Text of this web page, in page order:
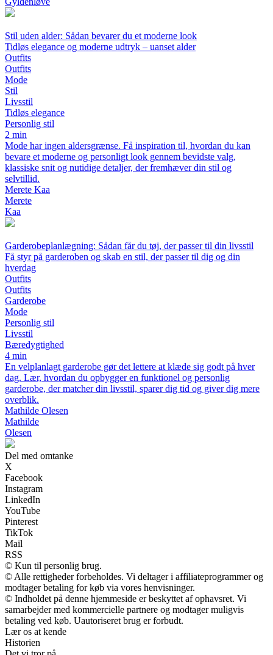
Stil uden alder: Sådan bevarer du et moderne look
Tidløs elegance og moderne udtryk – uanset alder
Outfits
Outfits
Mode
Stil
Livsstil
Tidløs elegance
Personlig stil
2 min
Mode har ingen aldersgrænse. Få inspiration til, hvordan du kan
bevare et moderne og personligt look gennem bevidste valg,
klassiske snit og nutidige detaljer, der fremhæver din stil og
selvtillid.
Merete Kaa
Merete
Kaa
Garderobeplanlægning: Sådan får du tøj, der passer til din livsstil
Få styr på garderoben og skab en stil, der passer til dig og din
hverdag
Outfits
Outfits
Garderobe
Mode
Personlig stil
Livsstil
Bæredygtighed
4 min
En velplanlagt garderobe gør det lettere at klæde sig godt på hver
dag. Lær, hvordan du opbygger en funktionel og personlig
garderobe, der matcher din livsstil, sparer dig tid og giver dig mere
overblik.
Mathilde Olesen
Mathilde
Olesen
Del med omtanke
X
Facebook
Instagram
LinkedIn
YouTube
Pinterest
TikTok
Mail
RSS
© Kun til personlig brug.
© Alle rettigheder forbeholdes. Vi deltager i affiliateprogrammer og
modtager betaling for køb via vores henvisninger.
© Indholdet på denne hjemmeside er beskyttet af ophavsret. Vi
samarbejder med kommercielle partnere og modtager muligvis
betaling ved køb. Uautoriseret brug er forbudt.
Lær os at kende
Historien